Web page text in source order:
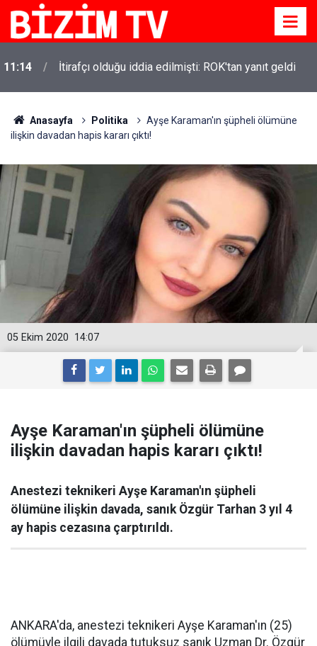
11:14 İtirafçı olduğu iddia edilmişti: ROK'tan yanıt geldi
Anasayfa Politika
Ayşe Karaman'ın şüpheli ölümüne
ilişkin davadan hapis kararı çıktı!
14:07
05 Ekim 2020
Ayşe Karaman'ın şüpheli ölümüne
ilişkin davadan hapis kararı çıktı!
Anestezi teknikeri Ayşe Karaman'ın şüpheli
ölümüne ilişkin davada, sanık Özgür Tarhan 3 yıl 4
ay hapis cezasına çarptırıldı.
ANKARA'da, anestezi teknikeri Ayşe Karaman'ın (25)
ölümüyle ilgili davada tutuksuz sanık Uzman Dr. Özgür